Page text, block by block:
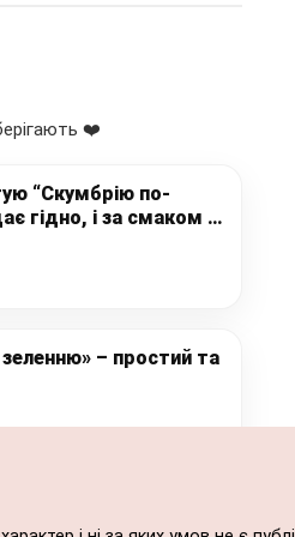
❤️
“Скумбрію по-
гідно, і за смаком –
хороший і
зеленню» – простий та